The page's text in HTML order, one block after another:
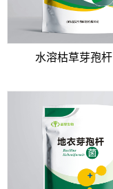
水溶枯草芽孢